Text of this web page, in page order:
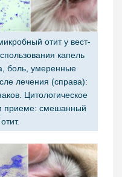
отит у вест-
капель
боль, умеренные
лечения (справа):
Цитологическое
приеме: смешанный